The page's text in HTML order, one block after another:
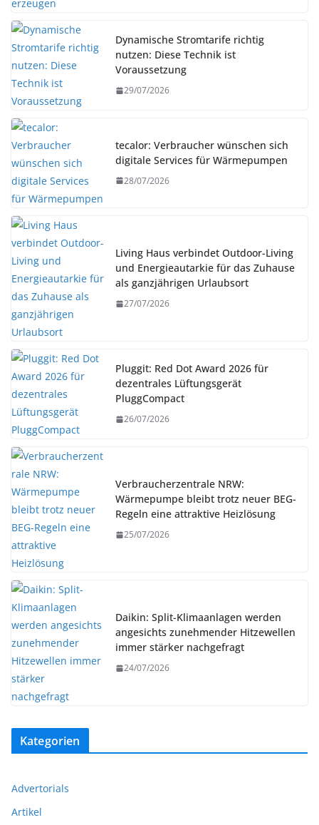
Dynamische Stromtarife richtig
nutzen: Diese Technik ist
Voraussetzung
29/07/2026
tecalor: Verbraucher wünschen sich
digitale Services für Wärmepumpen
28/07/2026
Living Haus verbindet Outdoor-Living
und Energieautarkie für das Zuhause
als ganzjährigen Urlaubsort
27/07/2026
Pluggit: Red Dot Award 2026 für
dezentrales Lüftungsgerät
PluggCompact
26/07/2026
Verbraucherzentrale NRW:
Wärmepumpe bleibt trotz neuer BEG-
Regeln eine attraktive Heizlösung
25/07/2026
Daikin: Split-Klimaanlagen werden
angesichts zunehmender Hitzewellen
immer stärker nachgefragt
24/07/2026
Kategorien
Advertorials
Artikel